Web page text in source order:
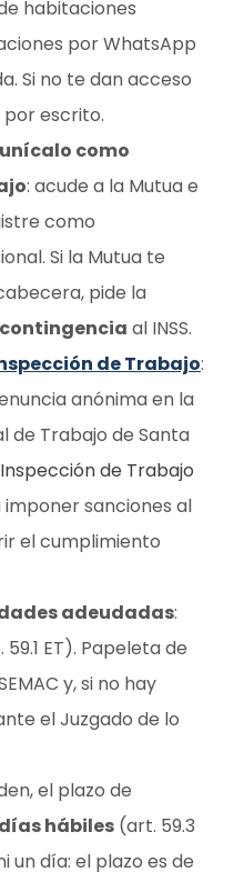
habitaciones
por WhatsApp
Si no te dan acceso
escrito.
como
: acude a la Mutua e
como
Si la Mutua te
pide la
al INSS.
de Trabajo:
anónima en la
de Trabajo de Santa
Inspección de Trabajo
sanciones al
el cumplimiento
adeudadas:
ET). Papeleta de
y, si no hay
el Juzgado de lo
el plazo de
hábiles (art. 59.3
un día: el plazo es de